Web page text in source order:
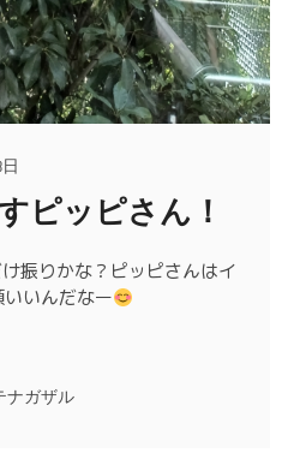
ピッピさん！
振りかな？ピッピさんはイ
いいんだなー
ナガザル